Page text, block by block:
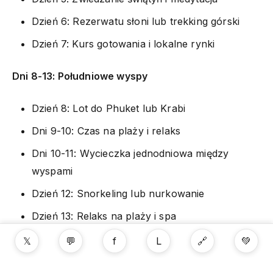
Dzień 6: Rezerwatu słoni lub trekking górski
Dzień 7: Kurs gotowania i lokalne rynki
Dni 8-13: Południowe wyspy
Dzień 8: Lot do Phuket lub Krabi
Dni 9-10: Czas na plaży i relaks
Dni 10-11: Wycieczka jednodniowa między
wyspami
Dzień 12: Snorkeling lub nurkowanie
Dzień 13: Relaks na plaży i spa
Dzień 14: Powrót
𝕏 💬 f L 🔗 💚